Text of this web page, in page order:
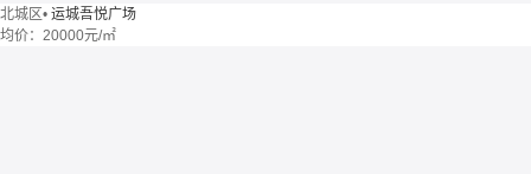
北城区• 运城吾悦广场
均价： 20000元/㎡